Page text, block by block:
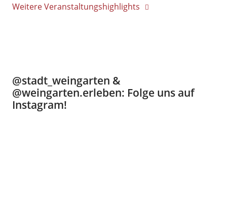
Weitere Veranstaltungshighlights
@stadt_weingarten &
@weingarten.erleben: Folge uns auf
Instagram!